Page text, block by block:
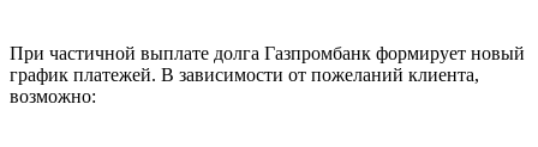
При частичной выплате долга Газпромбанк формирует новый
график платежей. В зависимости от пожеланий клиента,
возможно: